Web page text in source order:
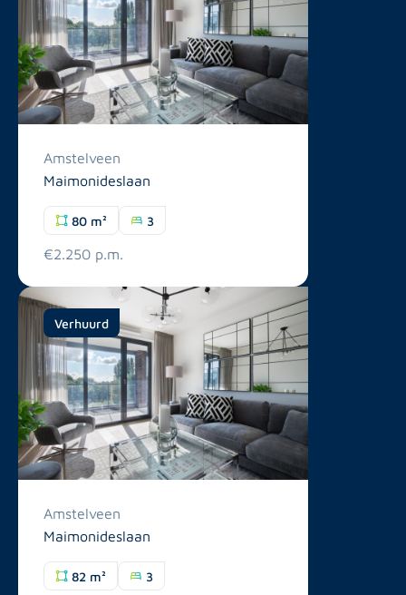
Amstelveen
Maimonideslaan
80 m² 3
€2.250 p.m.
Verhuurd
Amstelveen
Maimonideslaan
82 m² 3